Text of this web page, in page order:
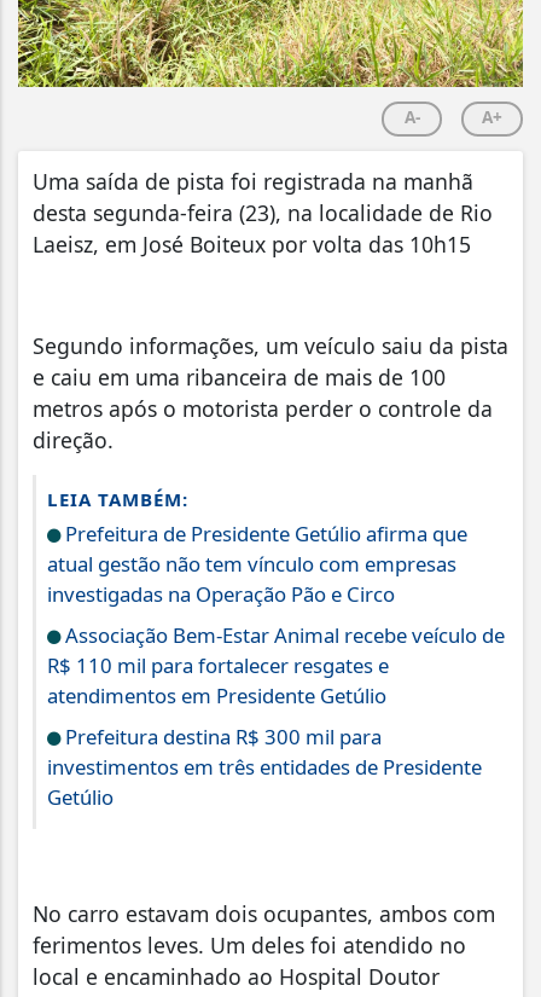
A- A+
Uma saída de pista foi registrada na manhã
desta segunda-feira (23), na localidade de Rio
Laeisz, em José Boiteux por volta das 10h15
Segundo informações, um veículo saiu da pista
e caiu em uma ribanceira de mais de 100
metros após o motorista perder o controle da
direção.
LEIA TAMBÉM:
Prefeitura de Presidente Getúlio afirma que
atual gestão não tem vínculo com empresas
investigadas na Operação Pão e Circo
Associação Bem-Estar Animal recebe veículo de
R$ 110 mil para fortalecer resgates e
atendimentos em Presidente Getúlio
Prefeitura destina R$ 300 mil para
investimentos em três entidades de Presidente
Getúlio
No carro estavam dois ocupantes, ambos com
ferimentos leves. Um deles foi atendido no
local e encaminhado ao Hospital Doutor